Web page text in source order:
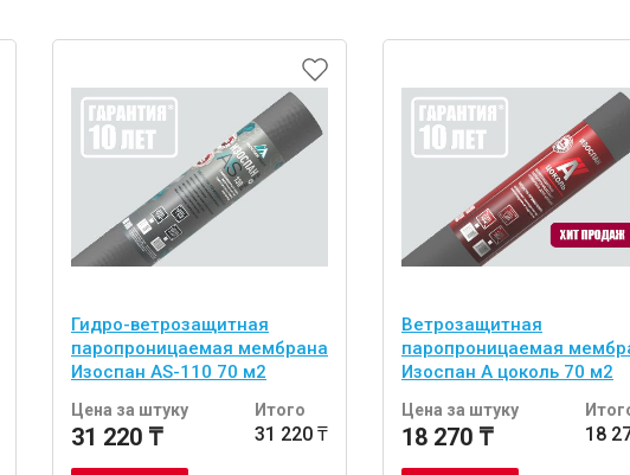
Гидро-ветрозащитная
паропроницаемая мембрана
Изоспан AS-110 70 м2
Цена за штуку
31 220 ₸
Итого
31 220 ₸
Ветрозащитная
паропроницаемая
Изоспан A цоколь 70 м2
Цена за штуку
18 270 ₸ 18